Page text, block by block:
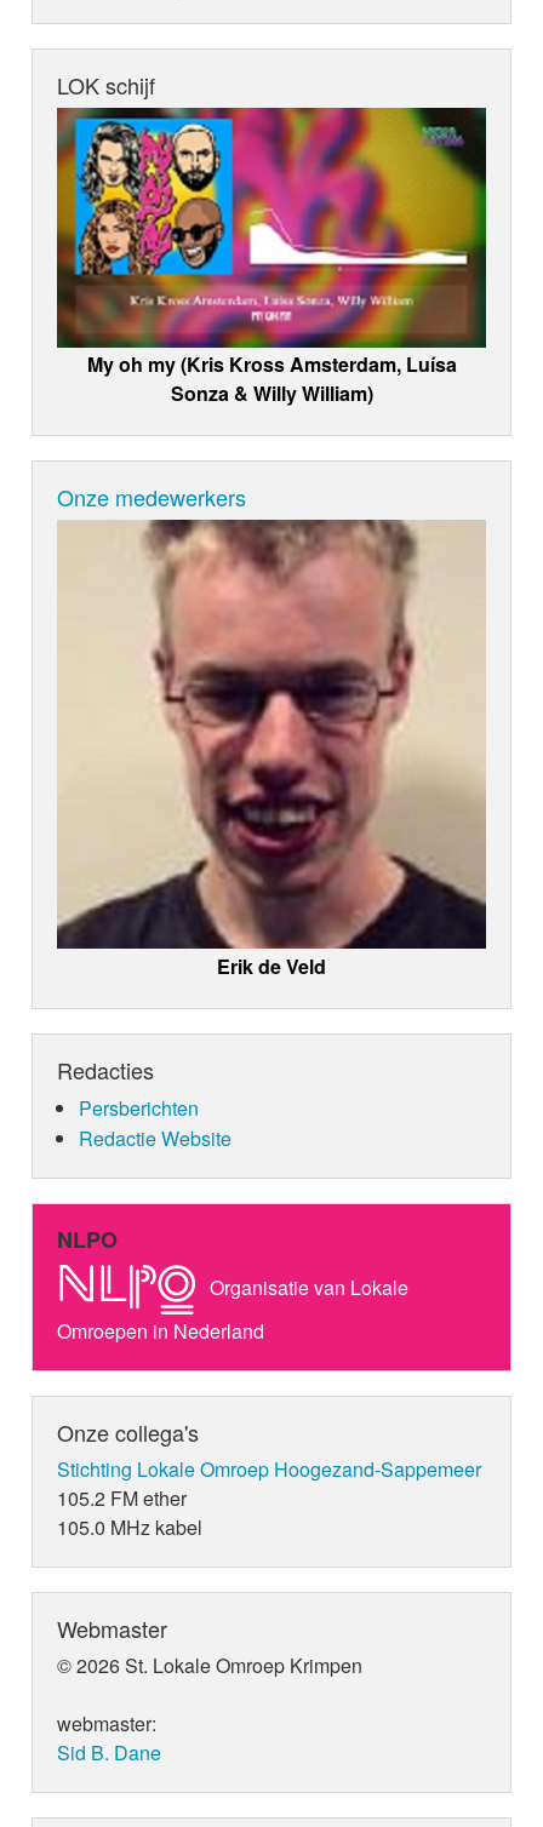
LOK schijf
My oh my (Kris Kross Amsterdam, Luísa
Sonza & Willy William)
Onze medewerkers
Erik de Veld
Redacties
Persberichten
Redactie Website
NLPO
Organisatie van Lokale
Omroepen in Nederland
Onze collega's
Stichting Lokale Omroep Hoogezand-Sappemeer
105.2 FM ether
105.0 MHz kabel
Webmaster
© 2026 St. Lokale Omroep Krimpen
webmaster:
Sid B. Dane